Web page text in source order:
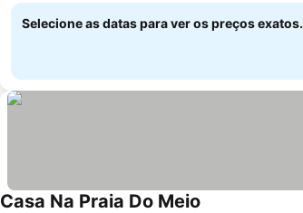
Selecione as datas para ver os preços exatos.
Casa Na Praia Do Meio